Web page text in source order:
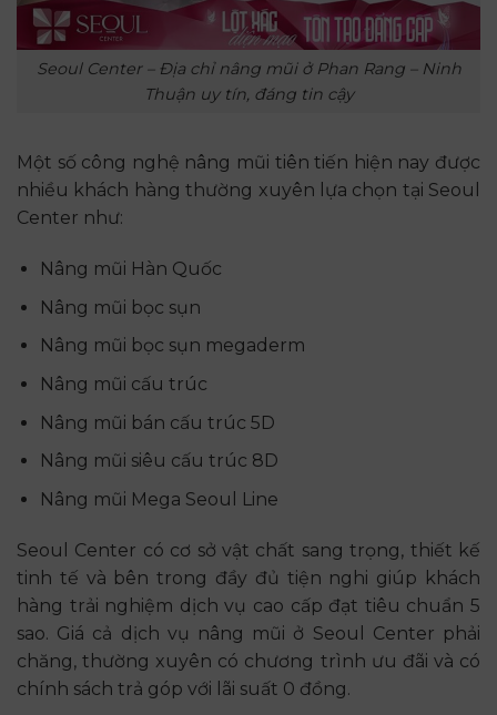
Seoul Center – Địa chỉ nâng mũi ở Phan Rang – Ninh
Thuận uy tín, đáng tin cậy
Một số công nghệ nâng mũi tiên tiến hiện nay được
nhiều khách hàng thường xuyên lựa chọn tại Seoul
Center như:
Nâng mũi Hàn Quốc
Nâng mũi bọc sụn
Nâng mũi bọc sụn megaderm
Nâng mũi cấu trúc
Nâng mũi bán cấu trúc 5D
Nâng mũi siêu cấu trúc 8D
Nâng mũi Mega Seoul Line
Seoul Center có cơ sở vật chất sang trọng, thiết kế
tinh tế và bên trong đầy đủ tiện nghi giúp khách
hàng trải nghiệm dịch vụ cao cấp đạt tiêu chuẩn 5
sao. Giá cả dịch vụ nâng mũi ở Seoul Center phải
chăng, thường xuyên có chương trình ưu đãi và có
chính sách trả góp với lãi suất 0 đồng.